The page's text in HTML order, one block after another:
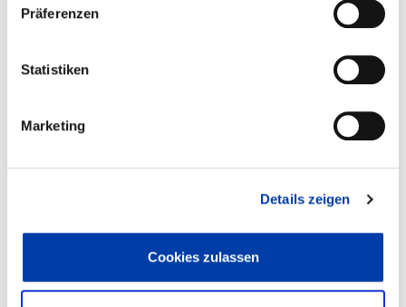
Präferenzen
Statistiken
Marketing
Details zeigen
Cookies zulassen
merken Sie sich bereits jetzt den Termin zur
vor.